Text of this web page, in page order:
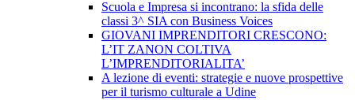
Scuola e Impresa si incontrano: la sfida delle
classi 3^ SIA con Business Voices
GIOVANI IMPRENDITORI CRESCONO:
L’IT ZANON COLTIVA
L’IMPRENDITORIALITA’
A lezione di eventi: strategie e nuove prospettive
per il turismo culturale a Udine